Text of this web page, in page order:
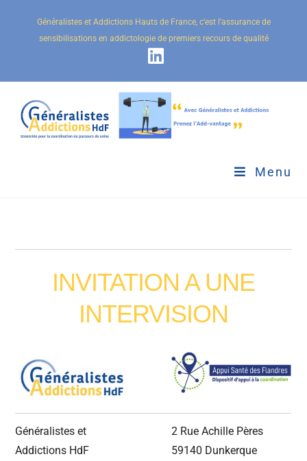
Généralistes et Addictions Hauts de France, c’est l’assurance de
sensibilisations en addictologie de premiers recours de qualité
Menu
INVITATION A UNE
INTERVISION
Généralistes et
Addictions HdF
2 Rue Achille Pères
59140 Dunkerque